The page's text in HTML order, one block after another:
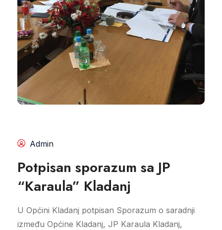
Admin
Potpisan sporazum sa JP
“Karaula” Kladanj
U Općini Kladanj potpisan Sporazum o saradnji
između Općine Kladanj, JP Karaula Kladanj,